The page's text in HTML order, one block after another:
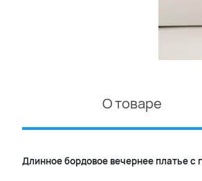
О товаре
Длинное бордовое вечернее платье